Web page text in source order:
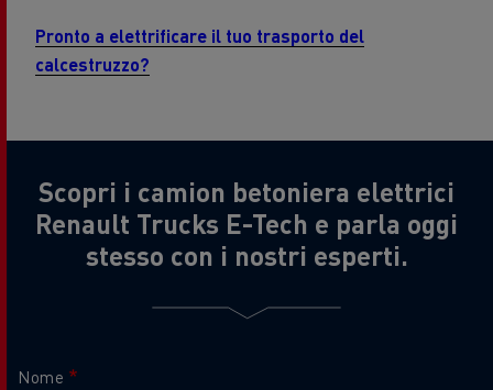
Pronto a elettrificare il tuo trasporto del
calcestruzzo?
Scopri i camion betoniera elettrici
Renault Trucks E-Tech e parla oggi
stesso con i nostri esperti.
Nome